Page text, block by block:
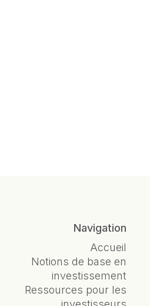
Navigation
Accueil
Notions de base en
investissement
Ressources pour les